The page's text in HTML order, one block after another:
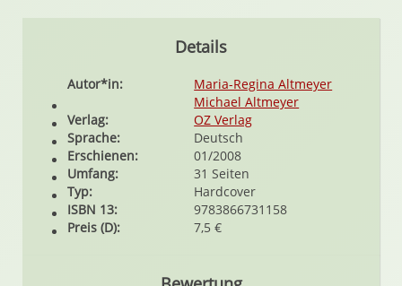
Details
Autor*in:
Maria-Regina Altmeyer
Michael Altmeyer
Verlag:
OZ Verlag
Sprache:
Deutsch
Erschienen:
01/2008
Umfang:
31 Seiten
Typ:
Hardcover
ISBN 13:
9783866731158
Preis (D):
7,5 €